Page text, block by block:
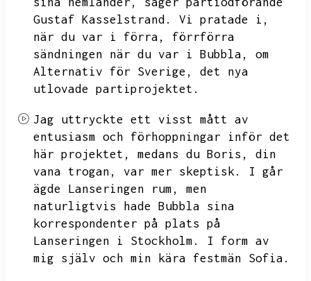
Gustaf Kasselstrand.
Vi pratade i,
när du var i förra,
förrförra
sändningen när du var i Bubbla,
om
Alternativ för Sverige,
det nya
utlovade partiprojektet.
Jag uttryckte ett visst mått av
entusiasm och förhoppningar inför det
här projektet,
medans du Boris,
din
vana trogan,
var mer skeptisk.
I går
ägde Lanseringen rum,
men
naturligtvis hade Bubbla sina
korrespondenter på plats på
Lanseringen i Stockholm.
I form av
mig själv och min kära festmän Sofia.